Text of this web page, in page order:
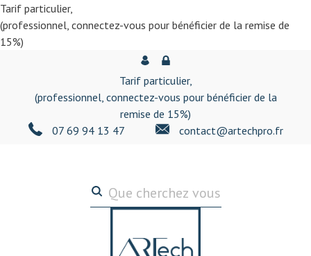
Tarif particulier,
(professionnel, connectez-vous pour bénéficier de la remise de
15%)
Tarif particulier,
(professionnel, connectez-vous pour bénéficier de la
remise de 15%)
07 69 94 13 47
contact@artechpro.fr